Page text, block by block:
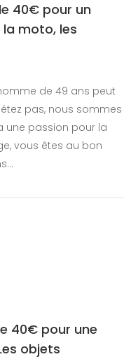
40€ pour un
moto, les
de 49 ans peut
pas, nous sommes
une passion pour la
vous êtes au bon
40€ pour une
objets